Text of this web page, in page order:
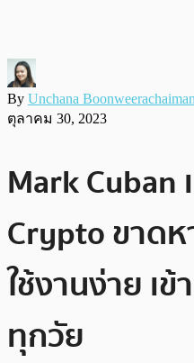
By Unchana
ตุลาคม 30, 2023
Mark Cuban
Crypto ขาด
ใช้งานง่าย เ
ทุกวัย